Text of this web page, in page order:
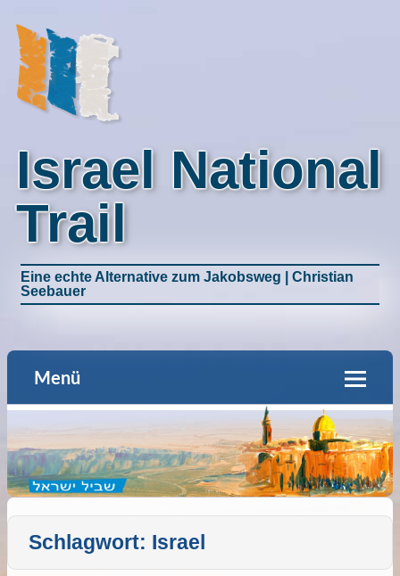
Israel National
Trail
Eine echte Alternative zum Jakobsweg | Christian
Seebauer
Menü
Schlagwort: Israel